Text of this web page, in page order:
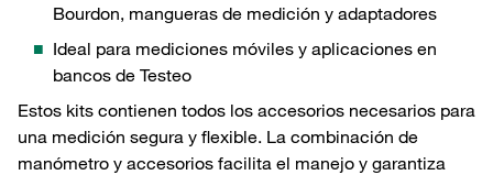
Bourdon, mangueras de medición y adaptadores
Ideal para mediciones móviles y aplicaciones en
bancos de Testeo
Estos kits contienen todos los accesorios necesarios para
una medición segura y flexible. La combinación de
manómetro y accesorios facilita el manejo y garantiza